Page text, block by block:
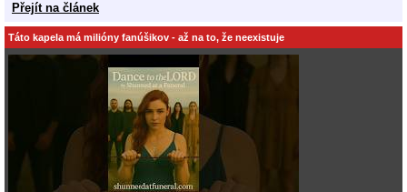
Přejít na článek
Táto kapela má milióny fanúšikov - až na to, že neexistuje